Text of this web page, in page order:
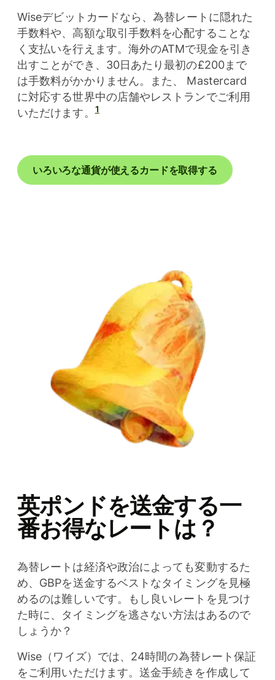
Wiseデビットカードなら、為替レートに隠れた
手数料や、高額な取引手数料を心配することな
く支払いを行えます。海外のATMで現金を引き
出すことができ、30日あたり最初の£200まで
は手数料がかかりません。また、 Mastercard
に対応する世界中の店舗やレストランでご利用
いただけます。1
いろいろな通貨が使えるカードを取得する
英ポンドを送金する一
番お得なレートは？
為替レートは経済や政治によっても変動するた
め、GBPを送金するベストなタイミングを見極
めるのは難しいです。もし良いレートを見つけ
た時に、タイミングを逃さない方法はあるので
しょうか？
Wise（ワイズ）では、24時間の為替レート保証
をご利用いただけます。送金手続きを作成して